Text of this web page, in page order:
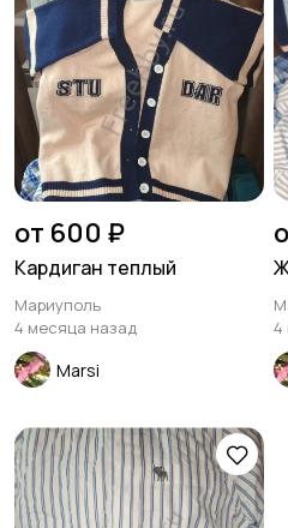
от 600 ₽
Кардиган теплый
Мариуполь
4 месяца назад
Marsi
4